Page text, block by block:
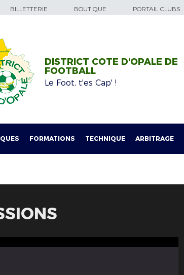
BILLETTERIE BOUTIQUE PORTAIL CLUBS
DISTRICT COTE D'OPALE DE
FOOTBALL
Le Foot, t'es Cap' !
FORMATIONS TECHNIQUE ARBITRAGE